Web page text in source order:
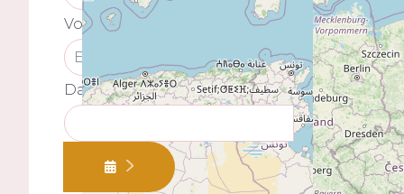
Votre prénom:
Date de naissance: